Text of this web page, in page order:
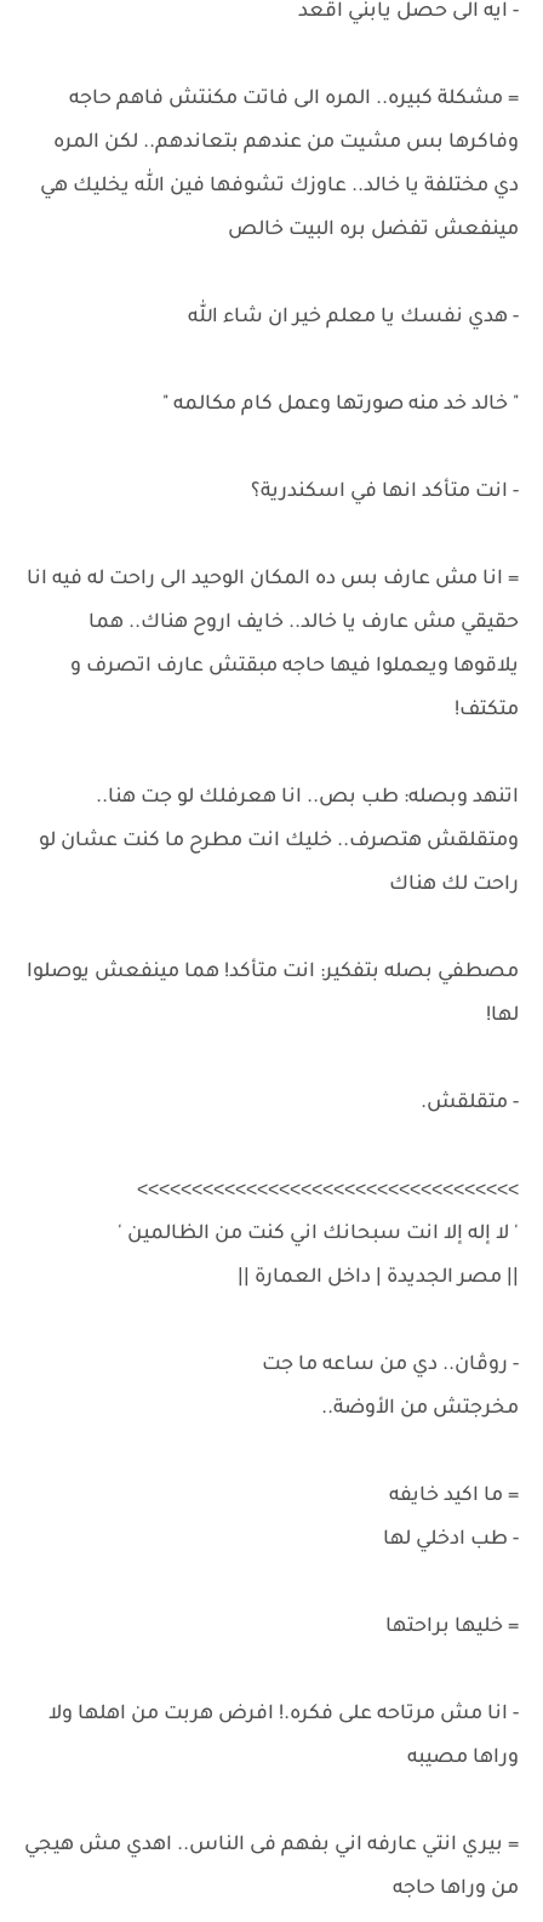
- ايه الى حصل يابني اقعد
= مشكلة كبيره.. المره الى فاتت مكنتش فاهم حاجه
وفاكرها بس مشيت من عندهم بتعاندهم.. لكن المره
دي مختلفة يا خالد.. عاوزك تشوفها فين الله يخليك هي
مينفعش تفضل بره البيت خالص
- هدي نفسك يا معلم خير ان شاء الله
" خالد خد منه صورتها وعمل كام مكالمه "
- انت متأكد انها في اسكندرية؟
= انا مش عارف بس ده المكان الوحيد الى راحت له فيه انا
حقيقي مش عارف يا خالد.. خايف اروح هناك.. هما
يلاقوها ويعملوا فيها حاجه مبقتش عارف اتصرف و
متكتف!
اتنهد وبصله: طب بص.. انا هعرفلك لو جت هنا..
ومتقلقش هتصرف.. خليك انت مطرح ما كنت عشان لو
راحت لك هناك
مصطفي بصله بتفكير: انت متأكد! هما مينفعش يوصلوا
لها!
- متقلقش.
>>>>>>>>>>>>>>>>>>>>>>>>>>>>>>>>>>>
' لا إله إلا انت سبحانك اني كنت من الظالمين '
|| مصر الجديدة | داخل العمارة ||
- روڤان.. دي من ساعه ما جت
مخرجتش من الأوضة..
= ما اكيد خايفه
- طب ادخلي لها
= خليها براحتها
- انا مش مرتاحه على فكره.! افرض هربت من اهلها ولا
وراها مصيبه
= بيري انتي عارفه اني بفهم فى الناس.. اهدي مش هيجي
من وراها حاجه